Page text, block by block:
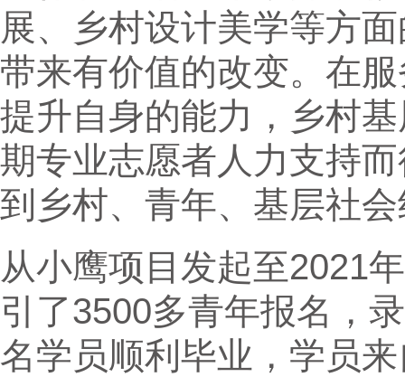
展、乡村设计美学等方
带来有价值的改变。在
提升自身的能力，乡村
期专业志愿者人力支持
到乡村、青年、基层社
从小鹰项目发起至2021
引了3500多青年报名，
名学员顺利毕业，学员